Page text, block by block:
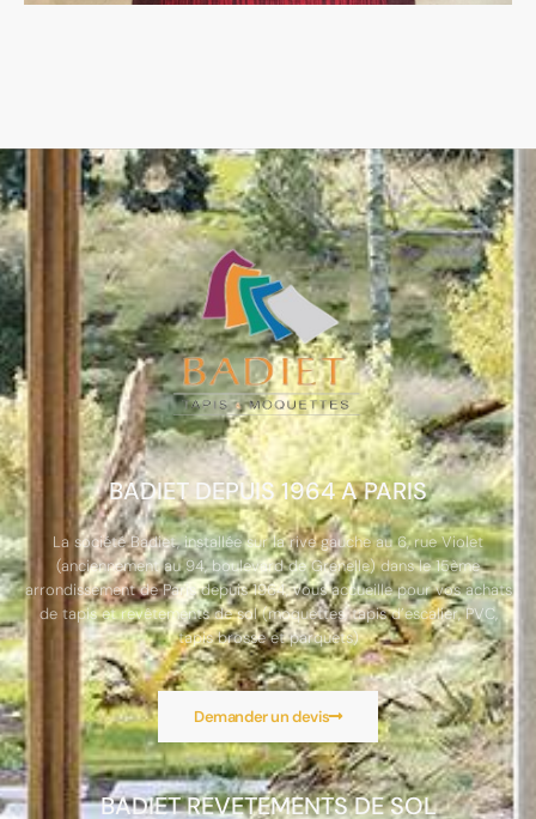
BADIET DEPUIS 1964 A PARIS
La société Badiet, installée sur la rive gauche au 6, rue Violet
(anciennement au 94, boulevard de Grenelle) dans le 15ème
arrondissement de Paris depuis 1964, vous accueille pour vos achats
de tapis et revêtements de sol (moquettes, tapis d’escalier, PVC,
tapis brosse et parquets)
Demander un devis
BADIET REVETEMENTS DE SOL